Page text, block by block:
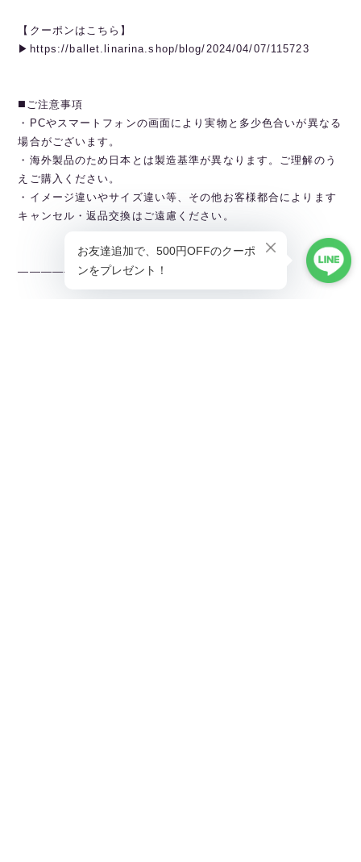
【クーポンはこちら】
▶︎https://ballet.linarina.shop/blog/2024/04/07/115723
◼️ご注意事項
・PCやスマートフォンの画面により実物と多少色合いが異なる
場合がございます。
・海外製品のため日本とは製造基準が異なります。ご理解のう
えご購入ください。
・イメージ違いやサイズ違い等、その他お客様都合によります
キャンセル・返品交換はご遠慮ください。
———————————————